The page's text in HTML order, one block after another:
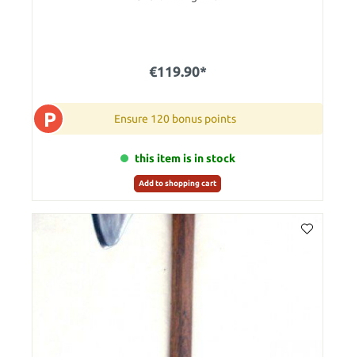
€119.90*
P Ensure 120 bonus points
this item is in stock
Add to shopping cart